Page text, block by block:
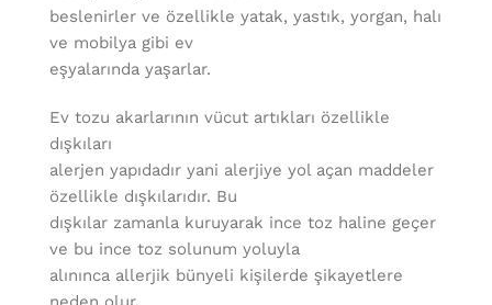
beslenirler ve özellikle yatak, yastık, yorgan, halı
ve mobilya gibi ev
eşyalarında yaşarlar.
Ev tozu akarlarının vücut artıkları özellikle
dışkıları
alerjen yapıdadır yani alerjiye yol açan maddeler
özellikle dışkılarıdır. Bu
dışkılar zamanla kuruyarak ince toz haline geçer
ve bu ince toz solunum yoluyla
alınınca allerjik bünyeli kişilerde şikayetlere